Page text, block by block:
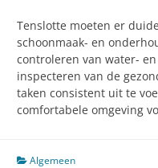
Tenslotte moeten er
schoonmaak- en
controleren van water-
inspecteren van de
taken consistent uit te
comfortabele omgeving
Algemeen